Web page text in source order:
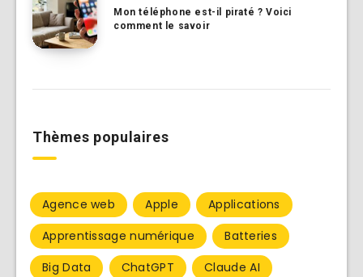
Mon téléphone est-il piraté ? Voici
comment le savoir
Thèmes populaires
Agence web Apple
Applications
Apprentissage numérique
Batteries
Big Data
ChatGPT
Claude AI